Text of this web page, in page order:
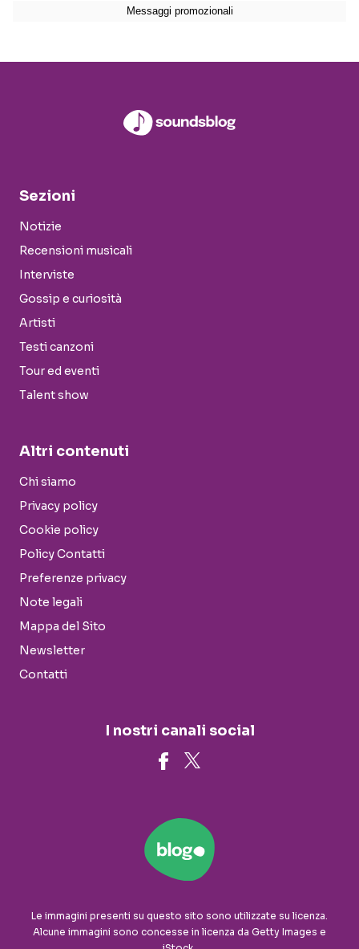
Sezioni
Notizie
Recensioni musicali
Interviste
Gossip e curiosità
Artisti
Testi canzoni
Tour ed eventi
Talent show
Altri contenuti
Chi siamo
Privacy policy
Cookie policy
Policy Contatti
Preferenze privacy
Note legali
Mappa del Sito
Newsletter
Contatti
I nostri canali social
Le immagini presenti su questo sito sono utilizzate su licenza.
Alcune immagini sono concesse in licenza da Getty Images e